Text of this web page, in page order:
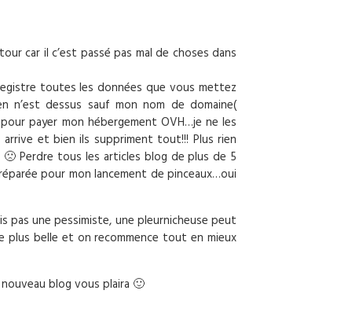
car il c’est passé pas mal de choses dans
toutes les données que vous mettez
dessus sauf mon nom de domaine(
payer mon hébergement OVH…je ne les
arrive et bien ils suppriment tout!!! Plus rien
🙁 Perdre tous les articles blog de plus de 5
pour mon lancement de pinceaux…oui
pas une pessimiste, une pleurnicheuse peut
belle et on recommence tout en mieux
blog vous plaira 🙂